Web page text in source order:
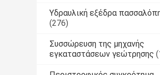
Υδραυλική εξέδρα
(276)
Συσσώρευση της μηχανής
εγκαταστάσεων γεώτρησης